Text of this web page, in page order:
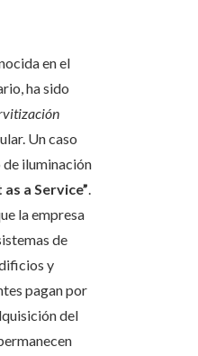
en el
ha sido
Un caso
iluminación
as a Service”.
la empresa
de
y
pagan por
del